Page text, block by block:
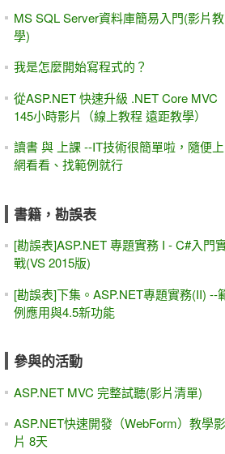
MS SQL Server資料庫簡易入門(影片教
學)
我是怎麼開始寫程式的？
從ASP.NET 快速升級 .NET Core MVC
145小時影片（線上教程 遠距教學）
讀書 與 上課 --IT技術很簡單啦，隨便上
網看看、找範例就行
書籍，勘誤表
[勘誤表]ASP.NET 專題實務 I - C#入門
戰(VS 2015版)
[勘誤表]下集。ASP.NET專題實務(II) --
例應用與4.5新功能
參與的活動
ASP.NET MVC 完整試聽(影片清單)
ASP.NET快速開發（WebForm）教學影
片 8天